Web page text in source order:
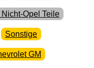
Opel Teile
Sonstige
GM